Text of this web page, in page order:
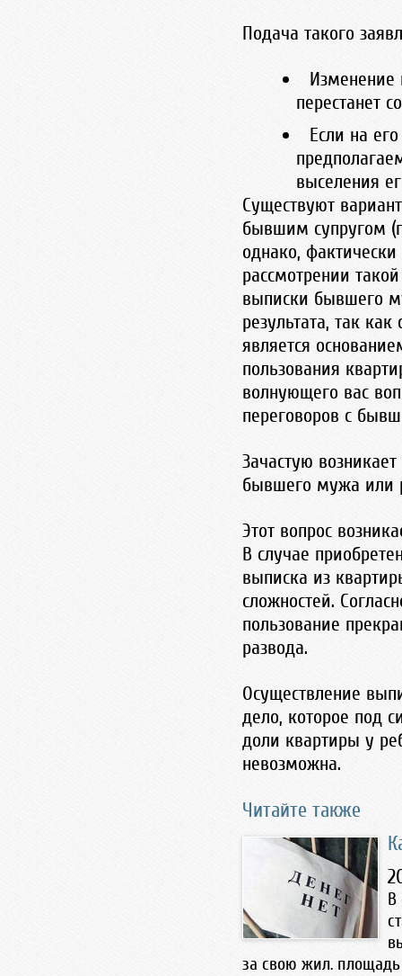
Подача такого
Изменение
перестанет
Если на
выселения
Существуют
бывшим супругом
однако,
рассмотрении
выписки бывшего
результата, так
является
пользования
волнующего вас
переговоров с
Зачастую
бывшего мужа или
Этот вопрос
В случае
выписка из
сложностей.
пользование
развода.
Осуществление
дело, которое под
доли квартиры у
невозможна.
Читайте также
В
за свою жил. площадь